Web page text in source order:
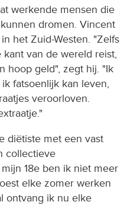
werkende mensen die
dromen. Vincent
het Zuid-Westen. "Zelfs
van de wereld reist,
hoop geld", zegt hij. "Ik
fatsoenlijk kan leven,
veroorloven.
diëtiste met een vast
collectieve
18e ben ik niet meer
elke zomer werken
ontvang ik nu elke